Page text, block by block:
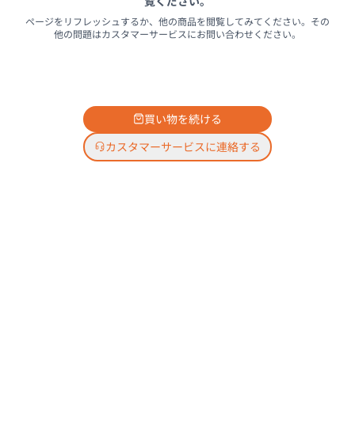
ページをリフレッシュするか、他の商品を閲覧してみてください。その
他の問題はカスタマーサービスにお問い合わせください。
買い物を続ける
カスタマーサービスに連絡する